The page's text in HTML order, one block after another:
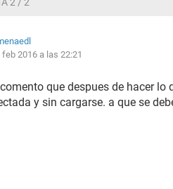
feb 2016 a las 22:21
que despues de hacer
y sin cargarse. a que se